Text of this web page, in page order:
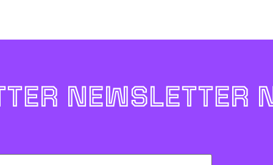
NEWSLETTER